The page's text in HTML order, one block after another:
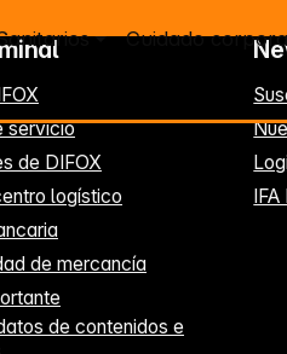
Cuidado
servicio
de DIFOX
logístico
de mercancía
de contenidos e